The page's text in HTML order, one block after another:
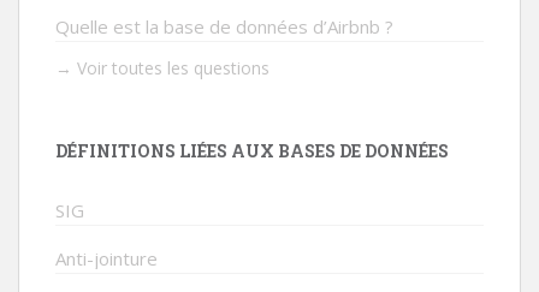
Quelle est la base de données d’Airbnb ?
→ Voir toutes les questions
DÉFINITIONS LIÉES AUX BASES DE DONNÉES
SIG
Anti-jointure